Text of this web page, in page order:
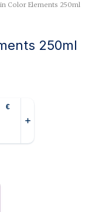
Color Elements 250ml
250ml